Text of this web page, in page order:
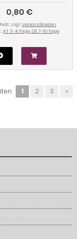
0,80 €
zzgl.Versandkosten
AT 3-4 Tage, DE 7-10 Tage
1 2 3 »